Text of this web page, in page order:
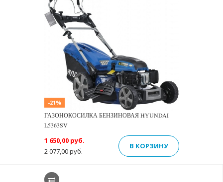
-21%
ГАЗОНОКОСИЛКА БЕНЗИНОВАЯ HYUNDAI
L5363SV
2 077,00 руб.
1 650,00 руб.
В КОРЗИНУ